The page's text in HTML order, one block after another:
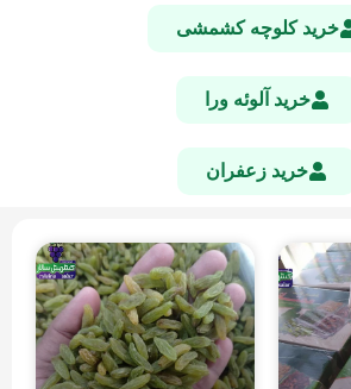
خرید کلوچه کشمشی
خرید آلوئه ورا
خرید زعفران